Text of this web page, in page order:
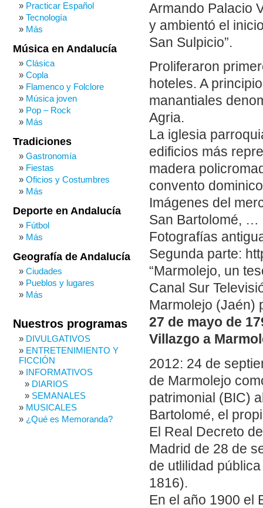
Armando Palacio
y ambientó el
San Sulpicio”.
Proliferaron
hoteles. A
manantiales
Agria.
La iglesia
edificios más
madera
convento
Imágenes del
San Bartolomé, …
Fotografías
Segunda parte:
“Marmolejo, un
Canal Sur
Marmolejo (Jaén)
27 de mayo de
Villazgo a
2012: 24 de
de Marmolejo
patrimonial (BIC)
Bartolomé, el
El Real Decreto
Madrid de 28 de
de utlilidad
1816).
En el año 1900 el
Practicar Español
Tecnología
Más
Música en Andalucía
Clásica
Copla
Flamenco y Folclore
Música joven
Pop – Rock
Más
Tradiciones
Gastronomía
Fiestas
Oficios y Costumbres
Más
Deporte en Andalucía
Fútbol
Más
Geografía de Andalucía
Ciudades
Pueblos y lugares
Más
Nuestros programas
DIVULGATIVOS
ENTRETENIMIENTO Y
FICCIÓN
INFORMATIVOS
DIARIOS
SEMANALES
MUSICALES
¿Qué es Memoranda?